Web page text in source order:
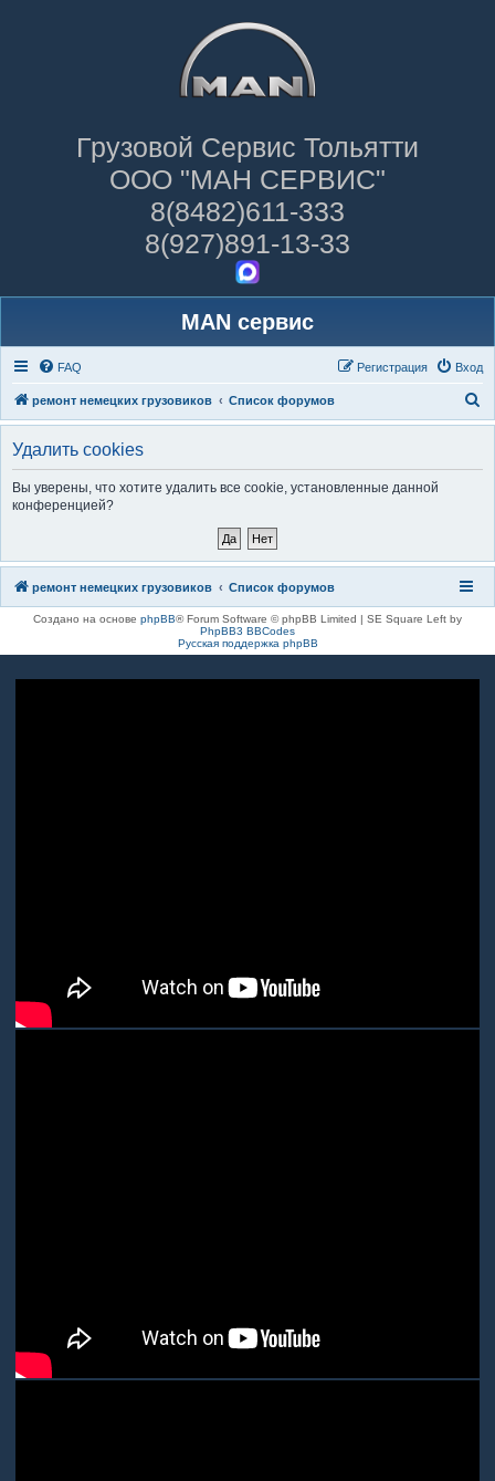
Грузовой Сервис Тольятти
ООО "МАН СЕРВИС"
8(8482)611-333
8(927)891-13-33
MAN сервис
FAQ Вход
Регистрация
ремонт немецких грузовиков Список форумов
о
Удалить cookies
Вы уверены, что хотите удалить все cookie, установленные данной
конференцией?
ремонт немецких грузовиков Список форумов
Создано на основе phpBB® Forum Software © phpBB Limited | SE Square Left by
PhpBB3 BBCodes
Русская поддержка phpBB